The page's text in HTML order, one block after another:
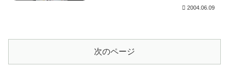
んです。 上立ち香はほんのりとフルーテ
2004.06.09
次のページ